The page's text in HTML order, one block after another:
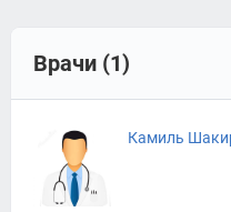
Врачи (1)
Камиль